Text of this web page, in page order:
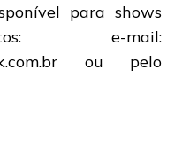
para shows
e-mail:
ou pelo